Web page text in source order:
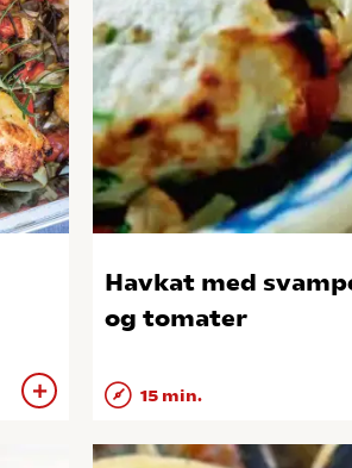
Havkat med
og tomater
15 min.